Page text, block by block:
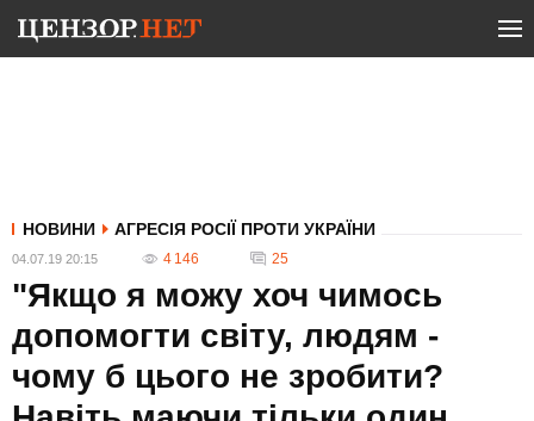
НОВИНИ АГРЕСІЯ РОСІЇ ПРОТИ УКРАЇНИ
04.07.19 20:15 4 146 25
"Якщо я можу хоч чимось
допомогти світу, людям -
чому б цього не зробити?